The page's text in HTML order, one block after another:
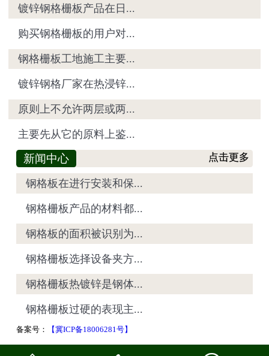
镀锌钢格栅板产品在日...
购买钢格栅板的用户对...
钢格栅板工地施工主要...
镀锌钢格厂家在热浸锌...
原则上不允许两层或两...
主要先从它的原料上鉴...
新闻中心 点击更多
钢格板在进行安装和保...
钢格栅板产品的材料都...
钢格板的面积被识别为...
钢格栅板选择设备夹方...
钢格栅板热镀锌是钢体...
钢格栅板过硬的表现主...
备案号： 【冀ICP备18006281号】